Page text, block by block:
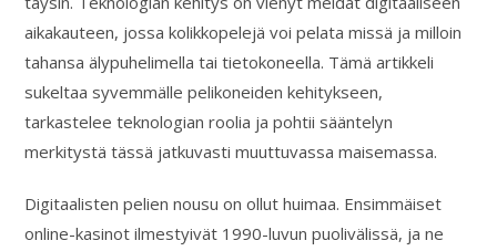
aikakauteen, jossa kolikkopelejä voi pelata missä ja milloin
tahansa älypuhelimella tai tietokoneella. Tämä artikkeli
sukeltaa syvemmälle pelikoneiden kehitykseen,
tarkastelee teknologian roolia ja pohtii sääntelyn
merkitystä tässä jatkuvasti muuttuvassa maisemassa.
Digitaalisten pelien nousu on ollut huimaa. Ensimmäiset
online-kasinot ilmestyivät 1990-luvun puolivälissä, ja ne